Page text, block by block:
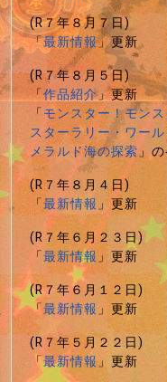
(R７年８月７日)
「最新情報」更新
(R７年８月５日)
「作品紹介」更新
「モンスター！モン
スターラリー・ワー
メラルド海の探索」
(R７年８月４日)
「最新情報」更新
(R７年６月２３日)
「最新情報」更新
(R７年６月１２日)
「最新情報」更新
(R７年５月２２日)
「最新情報」更新